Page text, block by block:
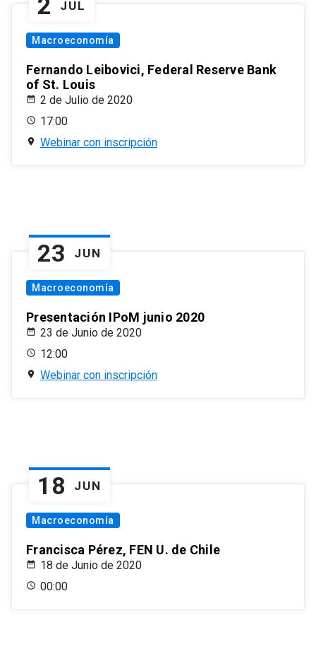
2 JUL
Macroeconomía
Fernando Leibovici, Federal Reserve Bank
of St. Louis
2 de Julio de 2020
17:00
Webinar con inscripción
23 JUN
Macroeconomía
Presentación IPoM junio 2020
23 de Junio de 2020
12:00
Webinar con inscripción
18 JUN
Macroeconomía
Francisca Pérez, FEN U. de Chile
18 de Junio de 2020
00:00